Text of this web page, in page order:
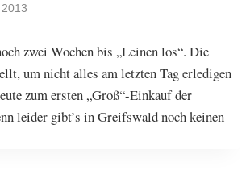
zwei Wochen bis „Leinen los“. Die
um nicht alles am letzten Tag erledigen
zum ersten „Groß“-Einkauf der
leider gibt’s in Greifswald noch keinen